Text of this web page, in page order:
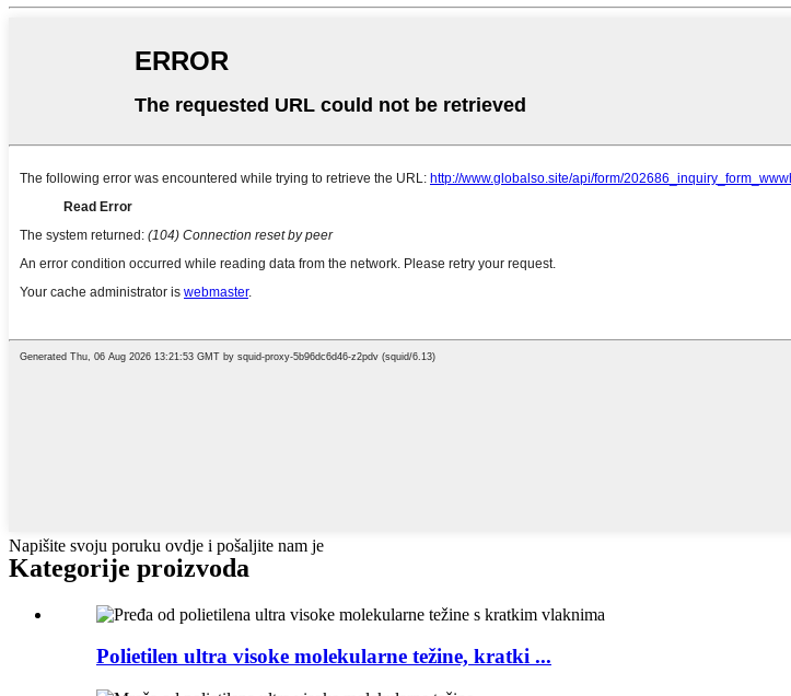
Napišite svoju poruku ovdje i pošaljite nam je
Kategorije proizvoda
Polietilen ultra visoke molekularne težine, kratki ...